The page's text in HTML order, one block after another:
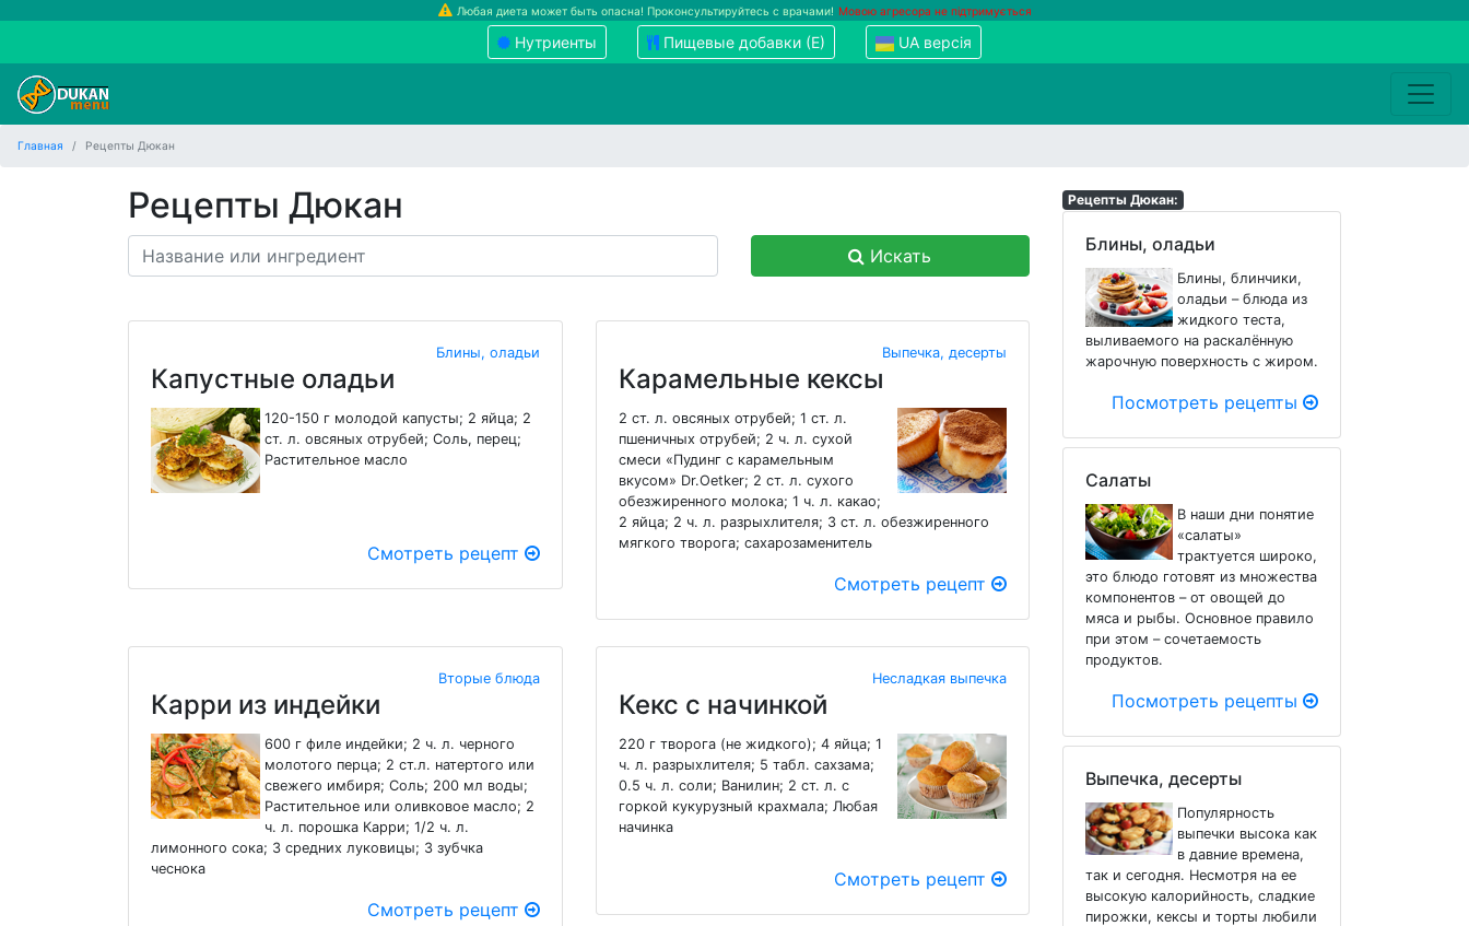
Любая диета может быть опасна! Проконсультируйтесь с врачами! Мовою агресора не підтримується
Нутриенты Пищевые добавки (Е) UA версія
Главная Рецепты Дюкан
Рецепты Дюкан
Искать
Блины, оладьи
Капустные оладьи
120-150 г молодой капусты; 2 яйца; 2
ст. л. овсяных отрубей; Соль, перец;
Растительное масло
Смотреть рецепт
Выпечка, десерты
Карамельные кексы
2 ст. л. овсяных отрубей; 1 ст. л.
пшеничных отрубей; 2 ч. л. сухой
смеси «Пудинг с карамельным
вкусом» Dr.Oetker; 2 ст. л. сухого
обезжиренного молока; 1 ч. л. какао;
2 яйца; 2 ч. л. разрыхлителя; 3 ст. л. обезжиренного
мягкого творога; сахарозаменитель
Смотреть рецепт
Вторые блюда
Карри из индейки
600 г филе индейки; 2 ч. л. черного
молотого перца; 2 ст.л. натертого или
свежего имбиря; Соль; 200 мл воды;
Растительное или оливковое масло; 2
ч. л. порошка Карри; 1/2 ч. л.
лимонного сока; 3 средних луковицы; 3 зубчка
чеснока
Смотреть рецепт
Несладкая выпечка
Кекс с начинкой
220 г творога (не жидкого); 4 яйца; 1
ч. л. разрыхлителя; 5 табл. сахзама;
0.5 ч. л. соли; Ванилин; 2 ст. л. с
горкой кукурузный крахмала; Любая
начинка
Смотреть рецепт
Рецепты Дюкан:
Блины, оладьи
Блины, блинчики,
оладьи – блюда из
жидкого теста,
выливаемого на раскалённую
жарочную поверхность с жиром.
Посмотреть рецепты
Салаты
В наши дни понятие
«салаты»
трактуется широко,
это блюдо готовят из множества
компонентов – от овощей до
мяса и рыбы. Основное правило
при этом – сочетаемость
продуктов.
Посмотреть рецепты
Выпечка, десерты
Популярность
выпечки высока как
в давние времена,
так и сегодня. Несмотря на ее
высокую калорийность, сладкие
пирожки, кексы и торты любили